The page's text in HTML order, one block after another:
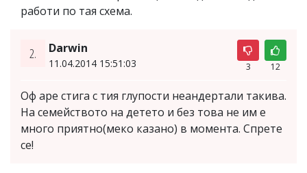
работи по тая схема.
2. Darwin
11.04.2014 15:51:03 3 12
Оф аре стига с тия глупости неандертали такива.
На семейството на детето и без това не им е
много приятно(меко казано) в момента. Спрете
се!